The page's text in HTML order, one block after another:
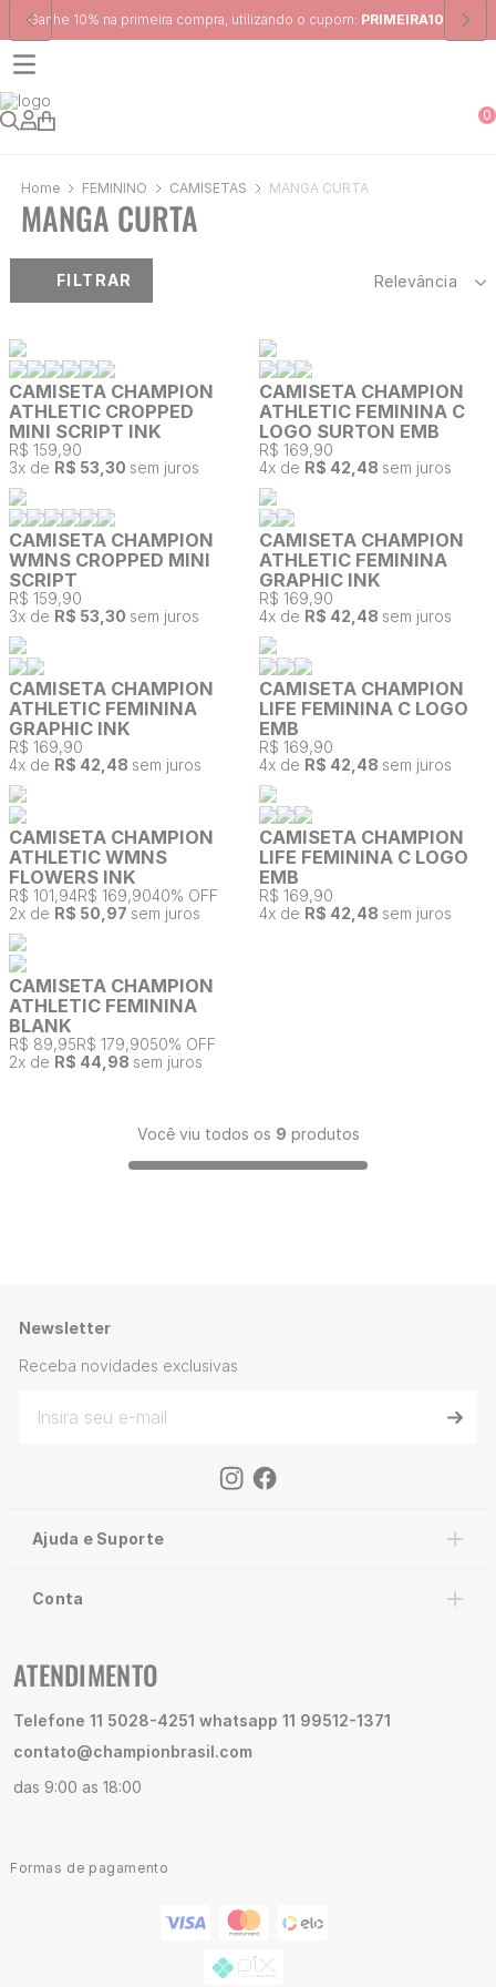
PRIMEIRA10 Frete Grátispara região Sudeste em pedidos
0
FEMININO CAMISETAS MANGA CURTA
MANGA CURTA
FILTRAR Relevância
CAMISETA CHAMPION
ATHLETIC CROPPED
MINI SCRIPT INK
R$ 159,90
3x de R$ 53,30 sem juros
CAMISETA CHAMPION
ATHLETIC FEMININA C
LOGO SURTON EMB
R$ 169,90
4x de R$ 42,48 sem juros
CAMISETA CHAMPION
WMNS CROPPED MINI
SCRIPT
R$ 159,90
3x de R$ 53,30 sem juros
CAMISETA CHAMPION
ATHLETIC FEMININA
GRAPHIC INK
R$ 169,90
4x de R$ 42,48 sem juros
CAMISETA CHAMPION
ATHLETIC FEMININA
GRAPHIC INK
R$ 169,90
4x de R$ 42,48 sem juros
CAMISETA CHAMPION
LIFE FEMININA C LOGO
EMB
R$ 169,90
4x de R$ 42,48 sem juros
CAMISETA CHAMPION
ATHLETIC WMNS
FLOWERS INK
R$ 101,94R$ 169,9040% OFF
2x de R$ 50,97 sem juros
CAMISETA CHAMPION
LIFE FEMININA C LOGO
EMB
R$ 169,90
4x de R$ 42,48 sem juros
CAMISETA CHAMPION
ATHLETIC FEMININA
BLANK
R$ 89,95R$ 179,9050% OFF
2x de R$ 44,98 sem juros
Você viu todos os 9 produtos
Newsletter
Receba novidades exclusivas
Ajuda e Suporte
Conta
ATENDIMENTO
Telefone 11 5028-4251 whatsapp 11 99512-1371
contato@championbrasil.com
das 9:00 as 18:00
Formas de pagamento